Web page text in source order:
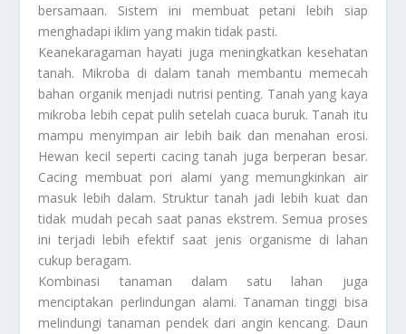
bersamaan. Sistem ini membuat petani lebih siap
menghadapi iklim yang makin tidak pasti.
Keanekaragaman hayati juga meningkatkan kesehatan
tanah. Mikroba di dalam tanah membantu memecah
bahan organik menjadi nutrisi penting. Tanah yang kaya
mikroba lebih cepat pulih setelah cuaca buruk. Tanah itu
mampu menyimpan air lebih baik dan menahan erosi.
Hewan kecil seperti cacing tanah juga berperan besar.
Cacing membuat pori alami yang memungkinkan air
masuk lebih dalam. Struktur tanah jadi lebih kuat dan
tidak mudah pecah saat panas ekstrem. Semua proses
ini terjadi lebih efektif saat jenis organisme di lahan
cukup beragam.
Kombinasi tanaman dalam satu lahan juga
menciptakan perlindungan alami. Tanaman tinggi bisa
melindungi tanaman pendek dari angin kencang. Daun